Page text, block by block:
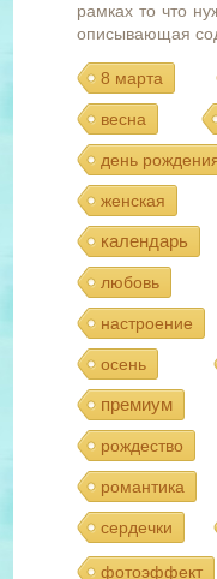
рамках то что
описывающая
8 марта
весна
день
женская
календарь
любовь
настроение
осень
премиум
рождество
романтика
сердечки
фотоэффект